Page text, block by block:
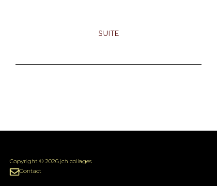
SUITE
Copyright © 2026 jch collages
Contact